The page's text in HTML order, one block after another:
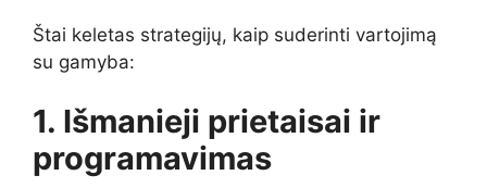
Štai keletas strategijų, kaip suderinti vartojimą
su gamyba:
1. Išmanieji prietaisai ir
programavimas